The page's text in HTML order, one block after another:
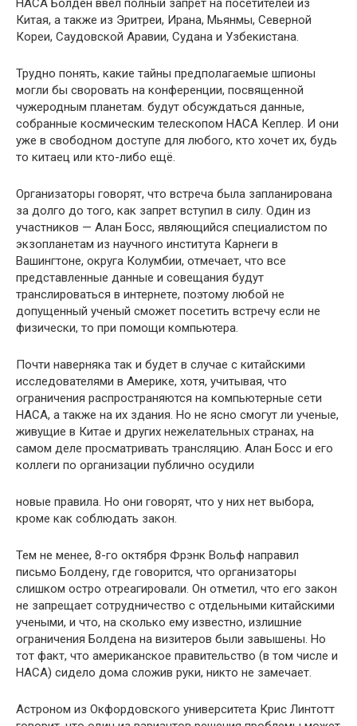
НАСА Болден ввел полный запрет на посетителей из
Китая, а также из Эритреи, Ирана, Мьянмы, Северной
Кореи, Саудовской Аравии, Судана и Узбекистана.
Трудно понять, какие тайны предполагаемые шпионы
могли бы своровать на конференции, посвященной
чужеродным планетам. будут обсуждаться данные,
собранные космическим телескопом НАСА Кеплер. И они
уже в свободном доступе для любого, кто хочет их, будь
то китаец или кто-либо ещё.
Организаторы говорят, что встреча была запланирована
за долго до того, как запрет вступил в силу. Один из
участников — Алан Босс, являющийся специалистом по
экзопланетам из научного института Карнеги в
Вашингтоне, округа Колумбии, отмечает, что все
представленные данные и совещания будут
транслироваться в интернете, поэтому любой не
допущенный ученый сможет посетить встречу если не
физически, то при помощи компьютера.
Почти наверняка так и будет в случае с китайскими
исследователями в Америке, хотя, учитывая, что
ограничения распространяются на компьютерные сети
НАСА, а также на их здания. Но не ясно смогут ли ученые,
живущие в Китае и других нежелательных странах, на
самом деле просматривать трансляцию. Алан Босс и его
коллеги по организации публично осудили
новые правила. Но они говорят, что у них нет выбора,
кроме как соблюдать закон.
Тем не менее, 8-го октября Фрэнк Вольф направил
письмо Болдену, где говорится, что организаторы
слишком остро отреагировали. Он отметил, что его закон
не запрещает сотрудничество с отдельными китайскими
учеными, и что, на сколько ему известно, излишние
ограничения Болдена на визитеров были завышены. Но
тот факт, что американское правительство (в том числе и
НАСА) сидело дома сложив руки, никто не замечает.
Астроном из Окфордовского университета Крис Линтотт